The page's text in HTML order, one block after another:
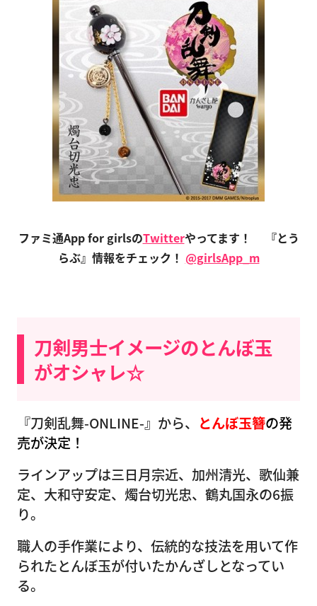
ファミ通App for girlsのTwitterやってます！
『とう
らぶ』情報をチェック！ @girlsApp_m
刀剣男士イメージのとんぼ玉
がオシャレ☆
『刀剣乱舞-ONLINE-』から、 とんぼ玉簪の発
売が決定 ！
ラインアップは三日月宗近、加州清光、歌仙兼
定、大和守安定、燭台切光忠、鶴丸国永の6振
り。
職人の手作業により、伝統的な技法を用いて作
られたとんぼ玉が付いたかんざしとなってい
る。